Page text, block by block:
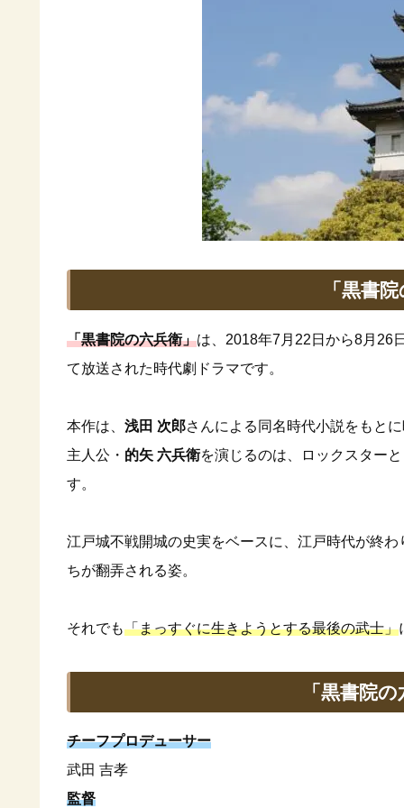
「黒書
「黒書院の六兵衛」は、2018年7月22日から8月26
て放送された時代劇ドラマです。
本作は、 浅田 次郎さんによる同名時代小説をもと
主人公・ 的矢 六兵衛を演じるのは、ロックスター
す。
江戸城不戦開城の史実をベースに、江戸時代が終
ちが翻弄される姿。
それでも「まっすぐに生きようとする最後の武士」
「黒書院
チーフプロデューサー
武田 吉孝
監督